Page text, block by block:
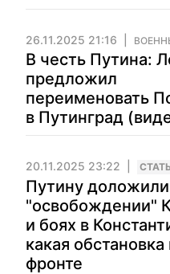
26.11.2025 21:16
В честь Путина:
предложил
переименовать
в Путинград
20.11.2025 23:22
Путину
"освобождении"
и боях в
какая обстановка
фронте